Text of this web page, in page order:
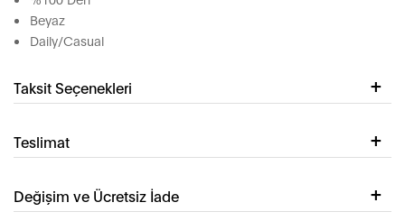
Beyaz
Daily/Casual
Taksit Seçenekleri
Teslimat
Değişim ve Ücretsiz İade